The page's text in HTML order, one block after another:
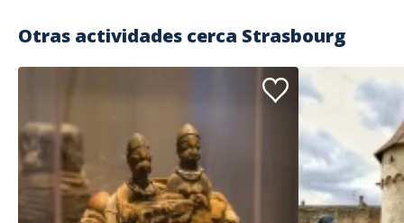
Otras actividades cerca Strasbourg